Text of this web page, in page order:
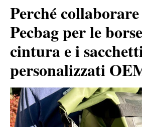
Perché
Pecbag per le
cintura e i
personalizzati